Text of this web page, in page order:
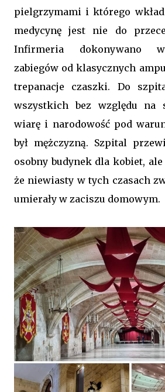
pielgrzymami i którego wkład
medycynę jest nie do
Infirmeria dokonywano
zabiegów od klasycznych
trepanacje czaszki. Do
wszystkich bez względu na
wiarę i narodowość pod
był mężczyzną. Szpital
osobny budynek dla kobiet,
że niewiasty w tych czasach
umierały w zaciszu domowym.